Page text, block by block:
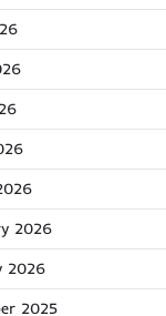
2026
2026
2025